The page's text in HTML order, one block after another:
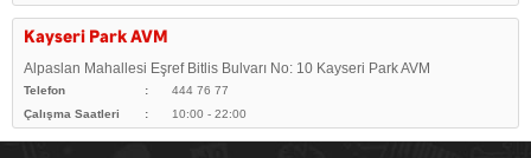
Kayseri Park AVM
Alpaslan Mahallesi Eşref Bitlis Bulvarı No: 10 Kayseri Park AVM
Telefon
444 76 77
Çalışma Saatleri
10:00 - 22:00